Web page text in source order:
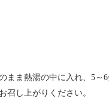
まま熱湯の中に入れ、5～
召し上がりください。